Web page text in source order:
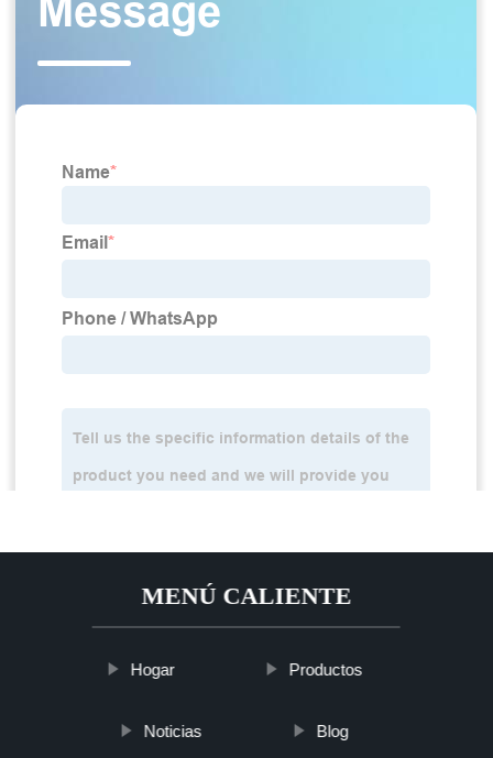
MENÚ CALIENTE
Hogar Productos
Noticias Blog